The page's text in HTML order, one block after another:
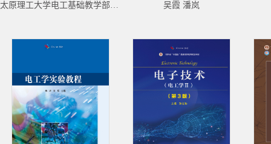
太原理工大学电工基础教学部编 乔记平 田慕琴系列主编 李凤霞 申红燕主编
吴霞 潘岚